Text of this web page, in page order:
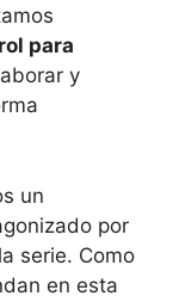
para
y
un
por
serie. Como
en esta